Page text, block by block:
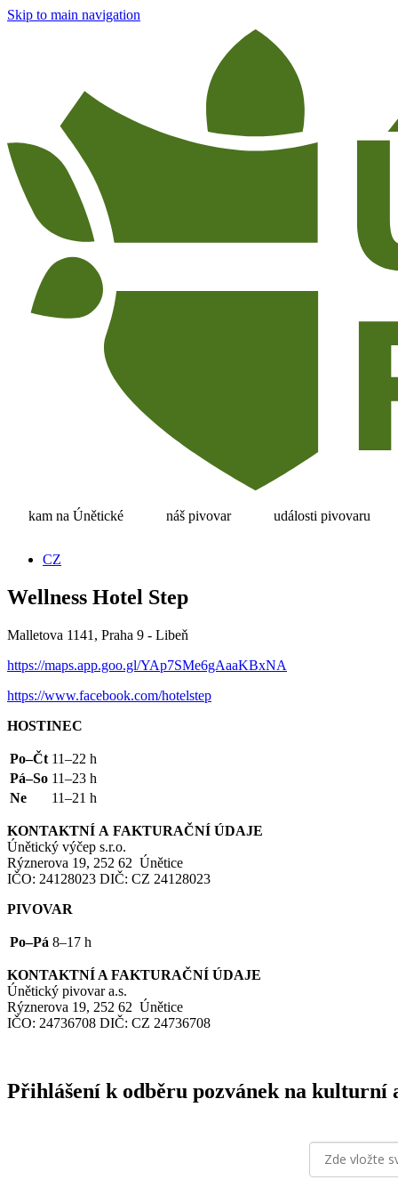
Skip to main navigation
kam na Únětické náš pivovar události pivovaru
CZ
Wellness Hotel Step
Malletova 1141, Praha 9 - Libeň
https://maps.app.goo.gl/YAp7SMe6gAaaKBxNA
https://www.facebook.com/hotelstep
HOSTINEC
Po–Čt 11–22 h
Pá–So 11–23 h
Ne
11–21 h
KONTAKTNÍ A FAKTURAČNÍ ÚDAJE
Únětický výčep s.r.o.
Rýznerova 19, 252 62 Únětice
IČO: 24128023 DIČ: CZ 24128023
PIVOVAR
Po–Pá 8–17 h
KONTAKTNÍ A FAKTURAČNÍ ÚDAJE
Únětický pivovar a.s.
Rýznerova 19, 252 62 Únětice
IČO: 24736708 DIČ: CZ 24736708
Přihlášení k odběru pozvánek na kulturní